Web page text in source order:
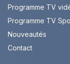
Programme TV
Programme TV
Nouveautés
Contact